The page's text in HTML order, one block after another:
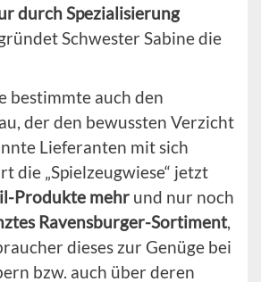
durch Spezialisierung
Schwester Sabine die
bestimmte auch den
der den bewussten Verzicht
Lieferanten mit sich
die „Spielzeugwiese“ jetzt
Produkte mehr und nur noch
Ravensburger-Sortiment,
dieses zur Genüge bei
bzw. auch über deren